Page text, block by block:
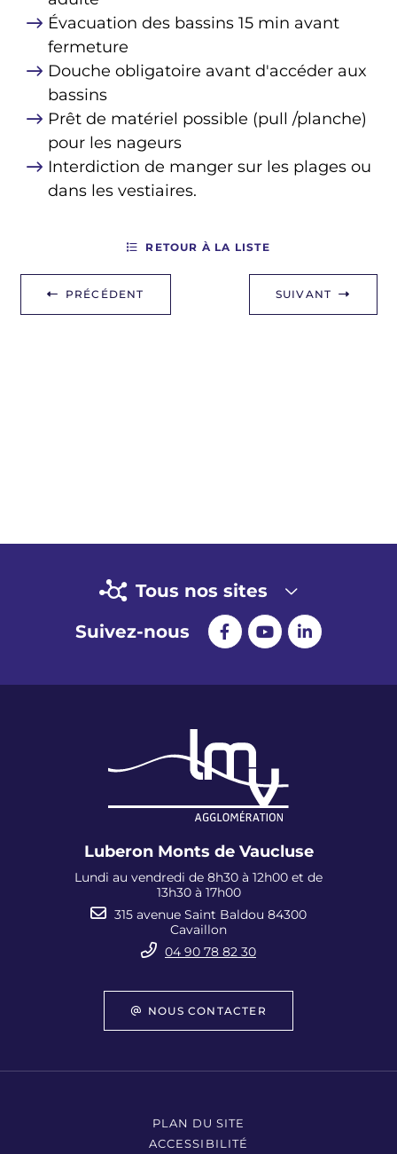
Évacuation des bassins 15 min avant
fermeture
Douche obligatoire avant d'accéder aux
bassins
Prêt de matériel possible (pull /planche)
pour les nageurs
Interdiction de manger sur les plages ou
dans les vestiaires.
PRÉCÉDENT
RETOUR À LA LISTE
SUIVANT
Tous nos sites
Suivez-nous
Luberon Monts de Vaucluse
Lundi au vendredi de 8h30 à 12h00 et de
13h30 à 17h00
315 avenue Saint Baldou 84300
Cavaillon
04 90 78 82 30
NOUS CONTACTER
PLAN DU SITE
ACCESSIBILITÉ